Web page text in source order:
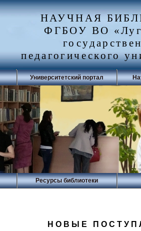
НАУЧНАЯ
ФГБОУ ВО
педагогического
Университетский портал
Ресурсы библиотеки
НОВЫЕ